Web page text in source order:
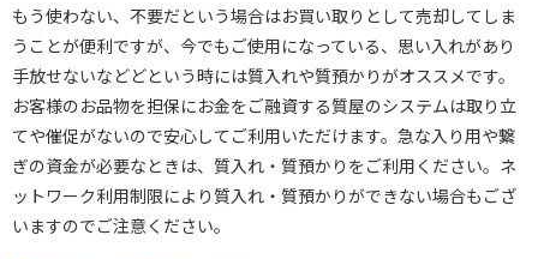
もう使わない、不要だという場合はお買い取りとして売却してしま
うことが便利ですが、今でもご使用になっている、思い入れがあり
手放せないなどどという時には質入れや質預かりがオススメです。
お客様のお品物を担保にお金をご融資する質屋のシステムは取り立
てや催促がないので安心してご利用いただけます。急な入り用や繋
ぎの資金が必要なときは、質入れ・質預かりをご利用ください。ネ
ットワーク利用制限により質入れ・質預かりができない場合もござ
いますのでご注意ください。